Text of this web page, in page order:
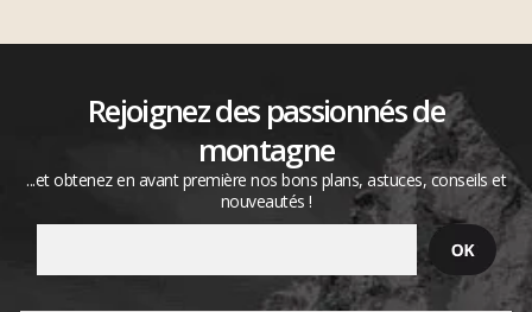
Rejoignez des passionnés de
montagne
...et obtenez en avant première nos bons plans, astuces, conseils et
nouveautés !